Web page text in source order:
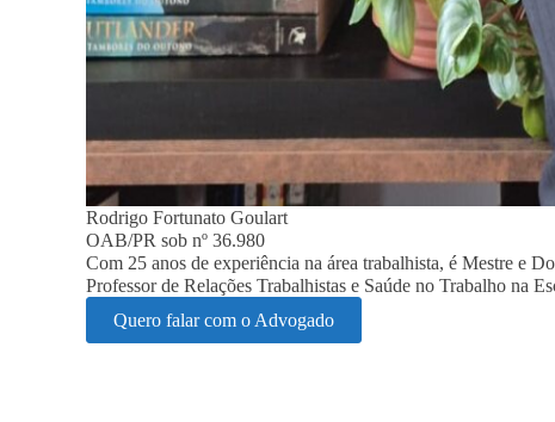
Rodrigo Fortunato Goulart
OAB/PR sob nº 36.980
Com 25 anos de experiência na área trabalhista, é Mestre e
Professor de Relações Trabalhistas e Saúde no Trabalho na
Quero falar com o Advogado